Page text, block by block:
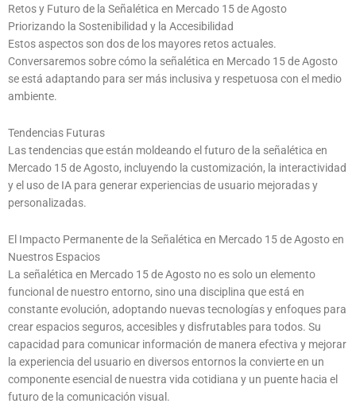
Retos y Futuro de la Señalética en Mercado 15 de Agosto
Priorizando la Sostenibilidad y la Accesibilidad
Estos aspectos son dos de los mayores retos actuales.
Conversaremos sobre cómo la señalética en Mercado 15 de Agosto
se está adaptando para ser más inclusiva y respetuosa con el medio
ambiente.
Tendencias Futuras
Las tendencias que están moldeando el futuro de la señalética en
Mercado 15 de Agosto, incluyendo la customización, la interactividad
y el uso de IA para generar experiencias de usuario mejoradas y
personalizadas.
El Impacto Permanente de la Señalética en Mercado 15 de Agosto en
Nuestros Espacios
La señalética en Mercado 15 de Agosto no es solo un elemento
funcional de nuestro entorno, sino una disciplina que está en
constante evolución, adoptando nuevas tecnologías y enfoques para
crear espacios seguros, accesibles y disfrutables para todos. Su
capacidad para comunicar información de manera efectiva y mejorar
la experiencia del usuario en diversos entornos la convierte en un
componente esencial de nuestra vida cotidiana y un puente hacia el
futuro de la comunicación visual.